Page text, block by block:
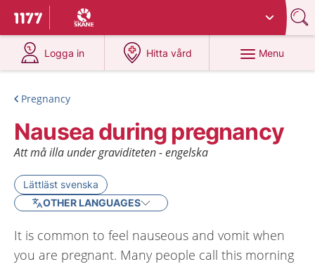
To start page for 1177
Du har valt region
Logga in
at 1177.se
Hitta vård
at 1177.se
Menu
Pregnancy
Nausea during pregnancy
Att må illa under graviditeten - engelska
Lättläst svenska
OTHER LANGUAGES
It is common to feel nauseous and vomit when
you are pregnant. Many people call this morning